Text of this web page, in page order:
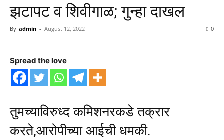
झटापट व शिवीगाळ; गुन्हा दाखल
By admin - August 12, 2022 0
Spread the love
तुमच्याविरुध्द कमिशनरकडे तक्रार
करते,आरोपीच्या आईची धमकी.